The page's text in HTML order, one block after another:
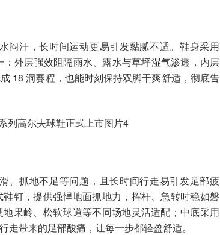
闷汗，长时间运动更易引发黏腻不适。鞋身采用
外层强效阻隔雨水、露水与草坪湿气渗透，内层
18 洞赛程，也能时刻保持双脚干爽舒适，彻底告
、抓地不足等问题，且长时间行走易引发足部疲
钉，提供强悍地面抓地力，挥杆、急转时稳如磐
果岭、松软球道等不同场地灵活适配；中底采用
带来的足部酸痛，让每一步都轻盈舒适。